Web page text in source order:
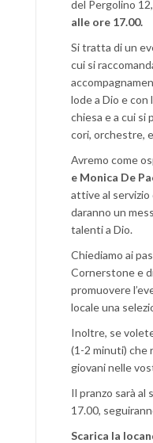
del Pergolino 12,
alle ore 17.00.
Si tratta di un
cui si
lode a Dio e con
chiesa e a cui si
cori, orchestre,
Avremo come
e Monica De
attive al servizio
daranno un
talenti a Dio.
Chiediamo ai
Cornerstone e
promuovere
locale una
Inoltre, se
(1-2 minuti) che
giovani nelle
Il pranzo sarà
17.00,
Scarica la